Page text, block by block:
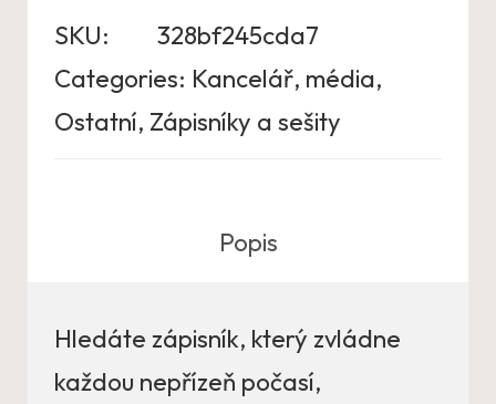
SKU:
328bf245cda7
Categories: Kancelář, média,
Ostatní, Zápisníky a sešity
Popis
Hledáte zápisník, který zvládne
každou nepřízeň počasí,